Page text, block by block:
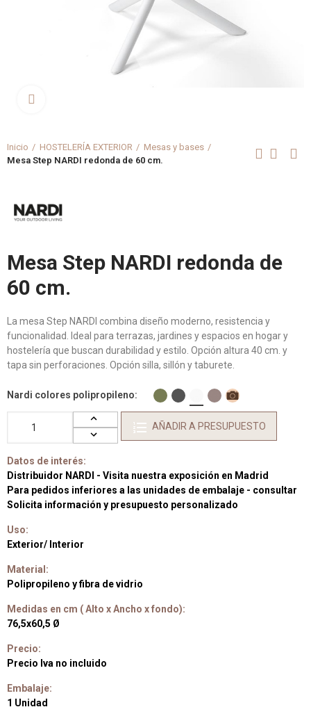
Inicio HOSTELERÍA EXTERIOR
Mesas y bases
Mesa Step NARDI redonda de 60 cm.
Mesa Step NARDI redonda de
60 cm.
La mesa Step NARDI combina diseño moderno, resistencia y
funcionalidad. Ideal para terrazas, jardines y espacios en hogar y
hostelería que buscan durabilidad y estilo. Opción altura 40 cm. y
tapa sin perforaciones. Opción silla, sillón y taburete.
Nardi colores polipropileno
AÑADIR A PRESUPUESTO
Datos de interés:
Distribuidor NARDI - Visita nuestra exposición en Madrid
Para pedidos inferiores a las unidades de embalaje - consultar
Solicita información y presupuesto personalizado
Uso:
Exterior/ Interior
Material:
Polipropileno y fibra de vidrio
Medidas en cm ( Alto x Ancho x fondo):
76,5x60,5 Ø
Precio:
Precio Iva no incluido
Embalaje:
1 Unidad